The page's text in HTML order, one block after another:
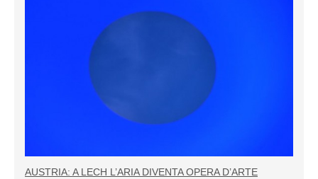
AUSTRIA: A LECH L’ARIA DIVENTA OPERA D’ARTE